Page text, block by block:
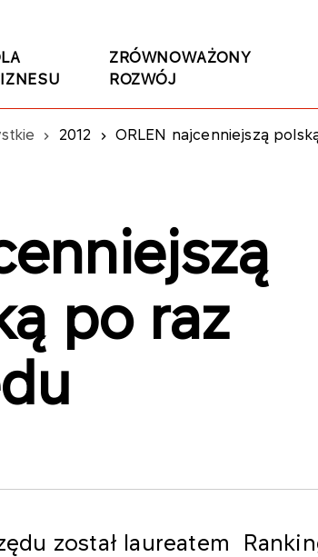
ZRÓWNOWAŻONY
ROZWÓJ
2012 ORLEN najcenniejszą
po raz
został laureatem